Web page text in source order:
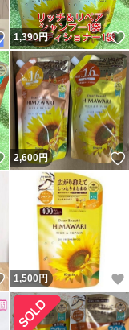
いいね！
1,390円
いいね！
2,600円
いいね！
1,500 円